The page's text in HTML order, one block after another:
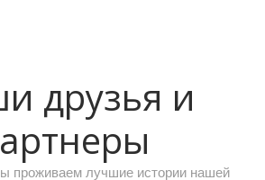
друзья и
проживаем лучшие истории нашей